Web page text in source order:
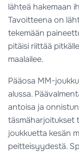
lähteä hakemaan
Tavoitteena on
tekemään
pitäisi riittää
maalailee.
Pääosa MM-
alussa.
antoisa ja
täsmäharjoitukset
joukkuetta kesän
peitteisyydestä.